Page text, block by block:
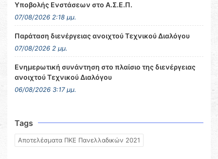
Υποβολής Ενστάσεων στο Α.Σ.Ε.Π.
07/08/2026 2:18 μμ.
Παράταση διενέργειας ανοιχτού Τεχνικού Διαλόγου
07/08/2026 2 μμ.
Ενημερωτική συνάντηση στο πλαίσιο της διενέργειας
ανοιχτού Τεχνικού Διαλόγου
06/08/2026 3:17 μμ.
Tags
Αποτελέσματα ΠΚΕ Πανελλαδικών 2021